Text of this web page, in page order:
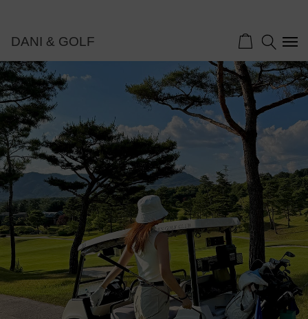
DANI & GOLF